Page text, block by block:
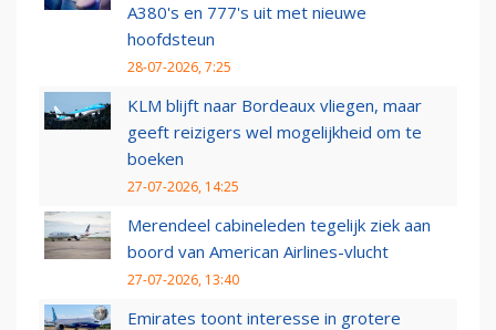
A380's en 777's uit met nieuwe
hoofdsteun
28-07-2026, 7:25
KLM blijft naar Bordeaux vliegen, maar
geeft reizigers wel mogelijkheid om te
boeken
27-07-2026, 14:25
Merendeel cabineleden tegelijk ziek aan
boord van American Airlines-vlucht
27-07-2026, 13:40
Emirates toont interesse in grotere